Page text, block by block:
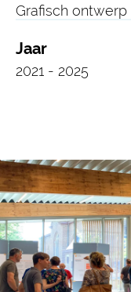
Grafisch
Jaar
2021 - 2025